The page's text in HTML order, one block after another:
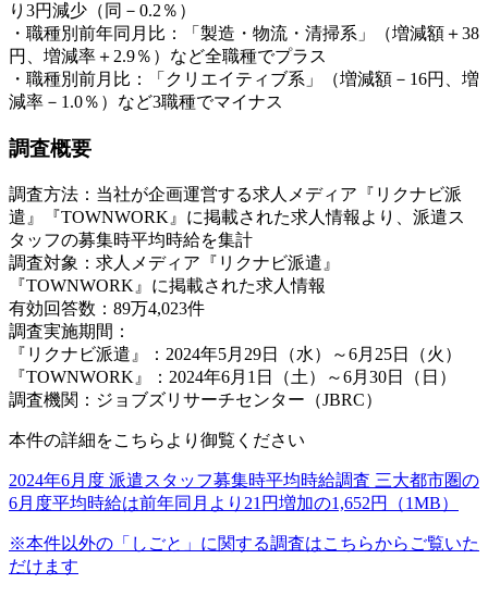
り3円減少（同－0.2％）
・職種別前年同月比：「製造・物流・清掃系」（増減額＋38
円、増減率＋2.9％）など全職種でプラス
・職種別前月比：「クリエイティブ系」（増減額－16円、増
減率－1.0％）など3職種でマイナス
調査概要
調査方法：当社が企画運営する求人メディア『リクナビ派
遣』『TOWNWORK』に掲載された求人情報より、派遣ス
タッフの募集時平均時給を集計
調査対象：求人メディア『リクナビ派遣』
『TOWNWORK』に掲載された求人情報
有効回答数：89万4,023件
調査実施期間：
『リクナビ派遣』：2024年5月29日（水）～6月25日（火）
『TOWNWORK』：2024年6月1日（土）～6月30日（日）
調査機関：ジョブズリサーチセンター（JBRC）
本件の詳細をこちらより御覧ください
2024年6月度 派遣スタッフ募集時平均時給調査 三大都市圏の
6月度平均時給は前年同月より21円増加の1,652円（1MB）
※本件以外の「しごと」に関する調査はこちらからご覧いた
だけます